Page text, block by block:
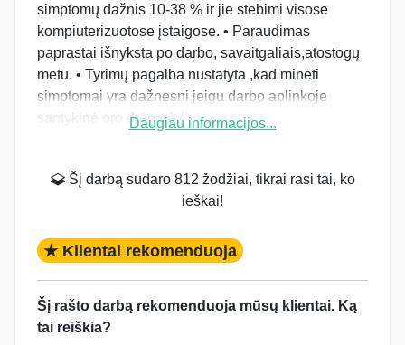
simptomų dažnis 10-38 % ir jie stebimi visose
kompiuterizuotose įstaigose. • Paraudimas
paprastai išnyksta po darbo, savaitgaliais,atostogų
metu. • Tyrimų pagalba nustatyta ,kad minėti
simptomai yra dažnesni jeigu darbo aplinkoje
santykinė oro drėgmė (Daugiau informacijos...
Šį darbą sudaro 812 žodžiai, tikrai rasi tai, ko
ieškai!
★ Klientai rekomenduoja
Šį rašto darbą rekomenduoja mūsų klientai. Ką
tai reiškia?